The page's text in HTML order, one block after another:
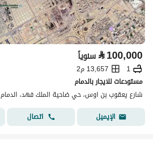
⃁100,000 سنوياً
1
13,657 م2
مستودعات للايجار بالدمام
شارع يعقوب بن اوس، حي ضاحية الملك فهد، الدمام
الإيميل
اتصال